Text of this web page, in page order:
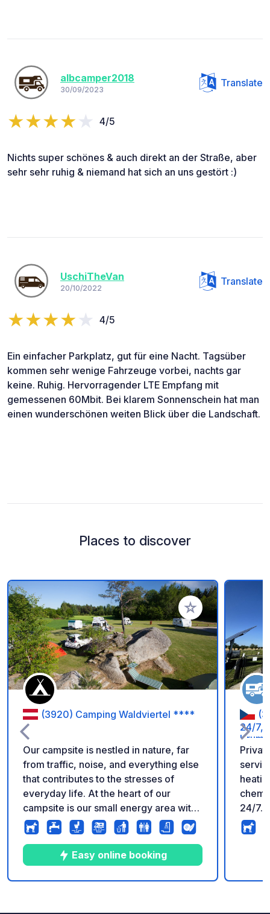
albcamper2018
30/09/2023
Translate
4/5
Nichts super schönes & auch direkt an der Straße, aber
sehr sehr ruhig & niemand hat sich an uns gestört :)
UschiTheVan
20/10/2022
Translate
4/5
Ein einfacher Parkplatz, gut für eine Nacht. Tagsüber
kommen sehr wenige Fahrzeuge vorbei, nachts gar
keine. Ruhig. Hervorragender LTE Empfang mit
gemessenen 60Mbit. Bei klarem Sonnenschein hat man
einen wunderschönen weiten Blick über die Landschaft.
Places to discover
Add to your
(3920) Camping Waldviertel ****
Our campsite is nestled in nature, far
from traffic, noise, and everything else
that contributes to the stresses of
everyday life. At the heart of our
campsite is our small energy area with
large granite stones. In addition to the
pitches, there is a spacious meadow
with unmarked areas. Choose your
perfect spot yourself. Sanitary facilities
include coin-operated showers, toilets,
Easy online booking
24/7,
24/7.